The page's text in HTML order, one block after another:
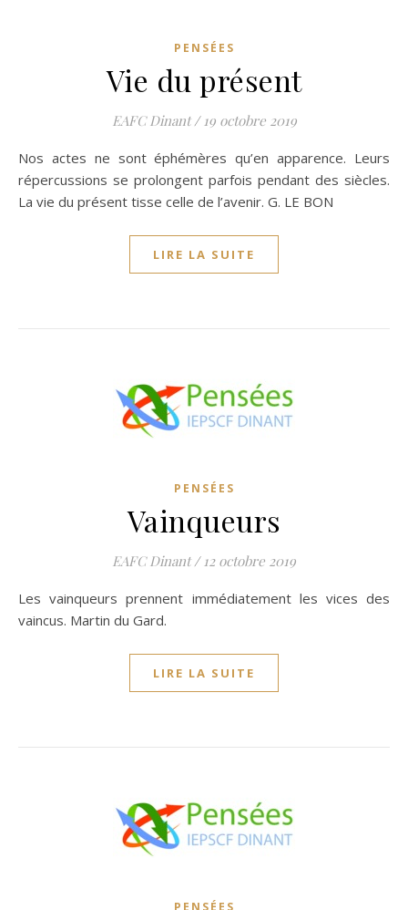
PENSÉES
Vie du présent
EAFC Dinant / 19 octobre 2019
Nos actes ne sont éphémères qu’en apparence. Leurs
répercussions se prolongent parfois pendant des siècles.
La vie du présent tisse celle de l’avenir. G. LE BON
LIRE LA SUITE
PENSÉES
Vainqueurs
EAFC Dinant / 12 octobre 2019
Les vainqueurs prennent immédiatement les vices des
vaincus. Martin du Gard.
LIRE LA SUITE
PENSÉES